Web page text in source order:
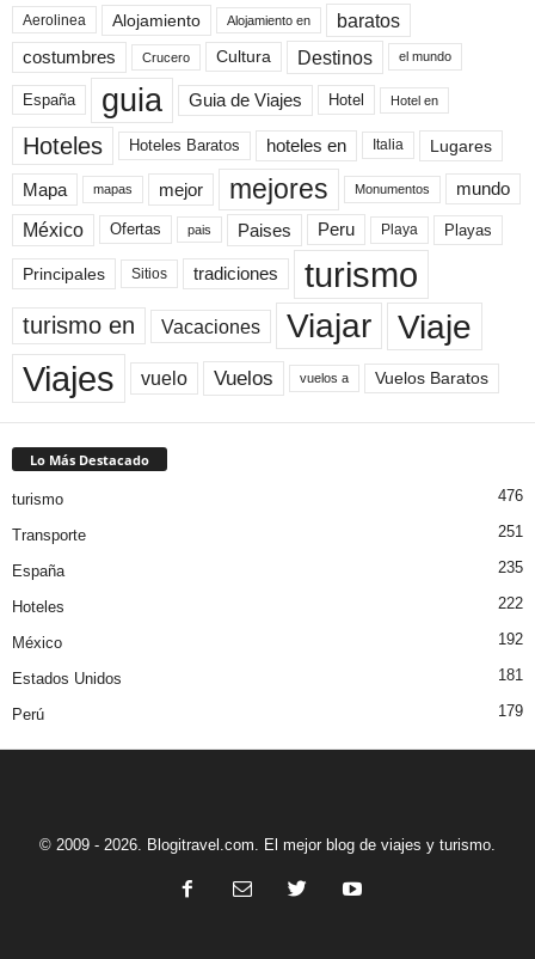
Aerolinea Alojamiento Alojamiento en baratos
costumbres Crucero Cultura Destinos el mundo
España guia Guia de Viajes Hotel Hotel en
Hoteles Hoteles Baratos hoteles en Italia Lugares
Mapa mapas mejor mejores Monumentos mundo
México Ofertas pais Paises Peru Playa Playas
Principales Sitios tradiciones turismo
turismo en Vacaciones Viajar Viaje
Viajes vuelo Vuelos vuelos a Vuelos Baratos
Lo Más Destacado
turismo 476
Transporte 251
España 235
Hoteles 222
México 192
Estados Unidos 181
Perú 179
© 2009 - 2026. Blogitravel.com. El mejor blog de viajes y turismo.